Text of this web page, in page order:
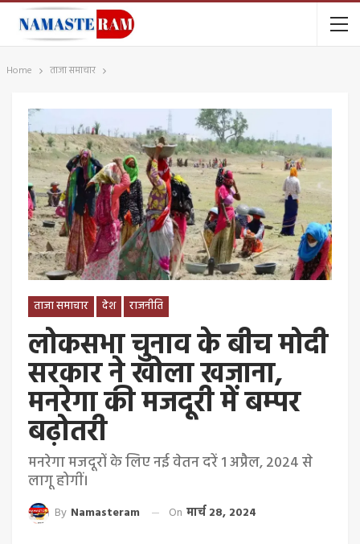
Home ताजा समाचार
ताजा समाचार देश राजनीति
लोकसभा चुनाव के बीच मोदी
सरकार ने खोला खजाना,
मनरेगा की मजदूरी में बम्पर
बढ़ोतरी
मनरेगा मजदूरों के लिए नई वेतन दरें 1 अप्रैल, 2024 से
लागू होगीं।
By Namasteram On मार्च 28, 2024